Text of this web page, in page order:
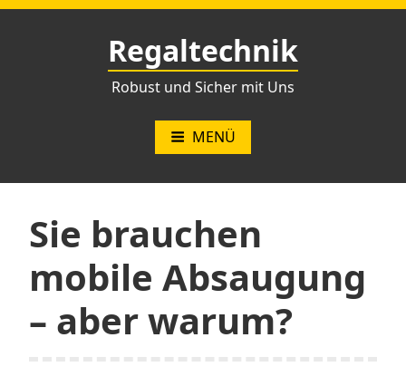
Zum
Regaltechnik
Robust und Sicher mit Uns
MENÜ
Sie brauchen
mobile Absaugung
– aber warum?